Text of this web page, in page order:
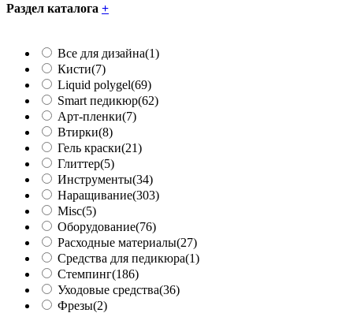
Раздел каталога +
Все для дизайна(1)
Кисти(7)
Liquid polygel(69)
Smart педикюр(62)
Арт-пленки(7)
Втирки(8)
Гель краски(21)
Глиттер(5)
Инструменты(34)
Наращивание(303)
Misc(5)
Оборудование(76)
Расходные материалы(27)
Средства для педикюра(1)
Стемпинг(186)
Уходовые средства(36)
Фрезы(2)